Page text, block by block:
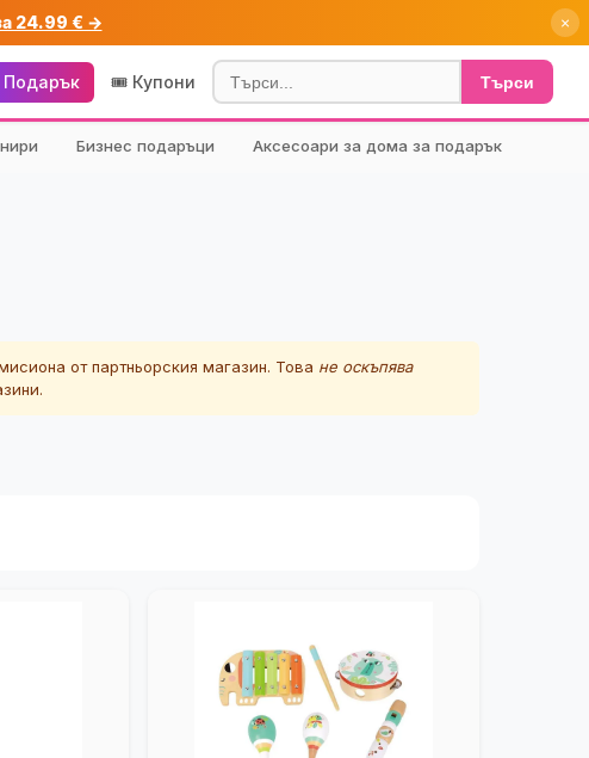
24.99 € → ×
Подарък 🎟️ Купони Търси
Бизнес подаръци Аксесоари за дома за подарък
от партньорския магазин. Това не оскъпява